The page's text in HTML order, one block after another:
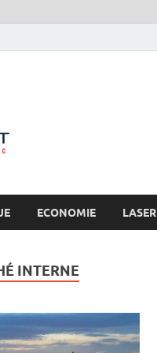
ECONOMIE LASER
INTERNE